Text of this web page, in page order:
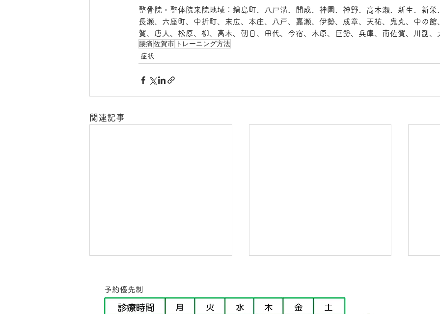
整骨院・整体院来院地域：鍋島町、八戸溝、開成、神園、神野、高木瀬、新生、新栄
長瀬、六座町、中折町、末広、本庄、八戸、嘉瀬、伊勢、成章、天祐、鬼丸、中の館
賀、唐人、松原、柳、高木、朝日、田代、今宿、木原、巨勢、兵庫、南佐賀、川副、
腰痛佐賀市 トレーニング方法
症状
関連記事
​予約優先制